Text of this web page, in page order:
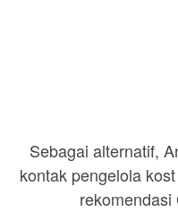
Sebagai alternatif,
kontak pengelola
rekomendasi